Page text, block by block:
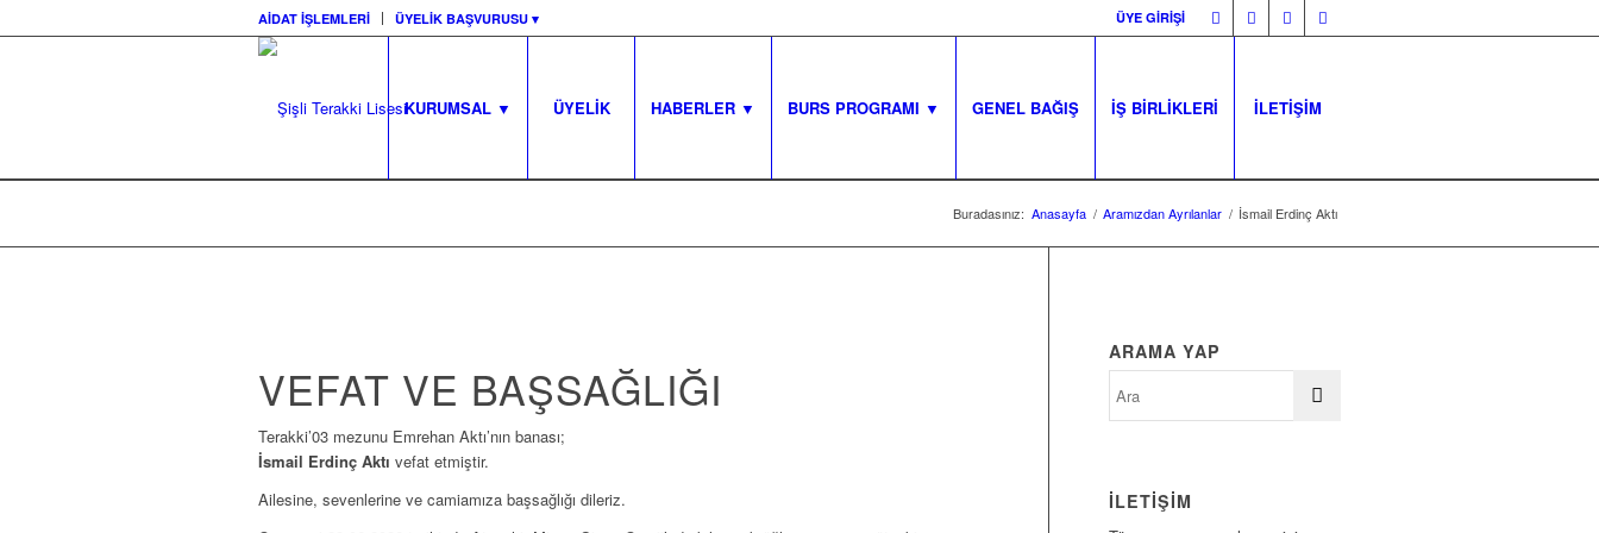
AİDAT İŞLEMLERİ ÜYELİK BAŞVURUSU ▾ ÜYE GİRİŞİ
KURUMSAL ▼ ÜYELİK HABERLER ▼ BURS PROGRAMI ▼ GENEL BAĞIŞ İŞ BİRLİKLERİ İLETİŞİM
Buradasınız: Anasayfa / Aramızdan Ayrılanlar / İsmail Erdinç Aktı
VEFAT VE BAŞSAĞLIĞI
Terakki’03 mezunu Emrehan Aktı’nın banası;
İsmail Erdinç Aktı vefat etmiştir.
Ailesine, sevenlerine ve camiamıza başsağlığı dileriz.
ARAMA YAP
İLETİŞİM